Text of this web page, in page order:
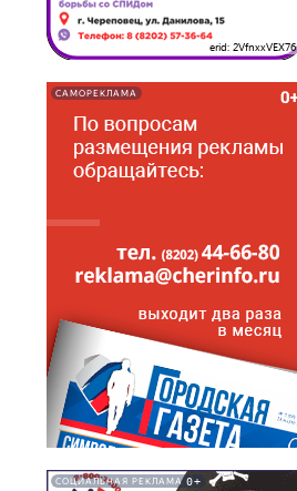
erid: 2VfnxxVEX76
САМОРЕКЛАМА
СОЦИАЛЬНАЯ РЕКЛАМА 0+